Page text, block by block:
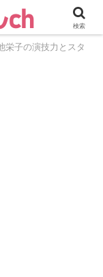
栄子の演技力とスタ
検索